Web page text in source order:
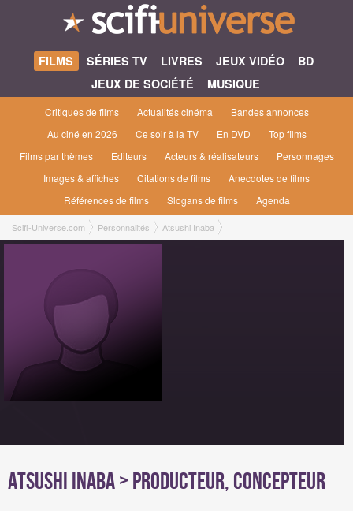
FILMS SÉRIES TV LIVRES JEUX VIDÉO
BD
JEUX DE SOCIÉTÉ
MUSIQUE
Critiques de films Actualités cinéma
Bandes annonces
Au ciné en 2026
Ce soir à la TV En DVD
Top films
Films par thèmes
Editeurs Acteurs & réalisateurs
Personnages
Images & affiches
Citations de films
Anecdotes de films
Références de films
Slogans de films Agenda
Scifi-Universe.com Personnalités Atsushi Inaba
Atsushi Inaba> Producteur, Concepteur